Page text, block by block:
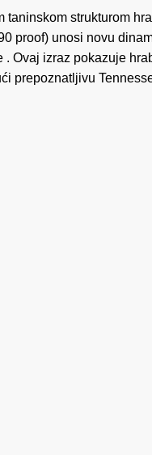
strukturom
proof) unosi novu
. Ovaj izraz pokazuje
prepoznatljivu